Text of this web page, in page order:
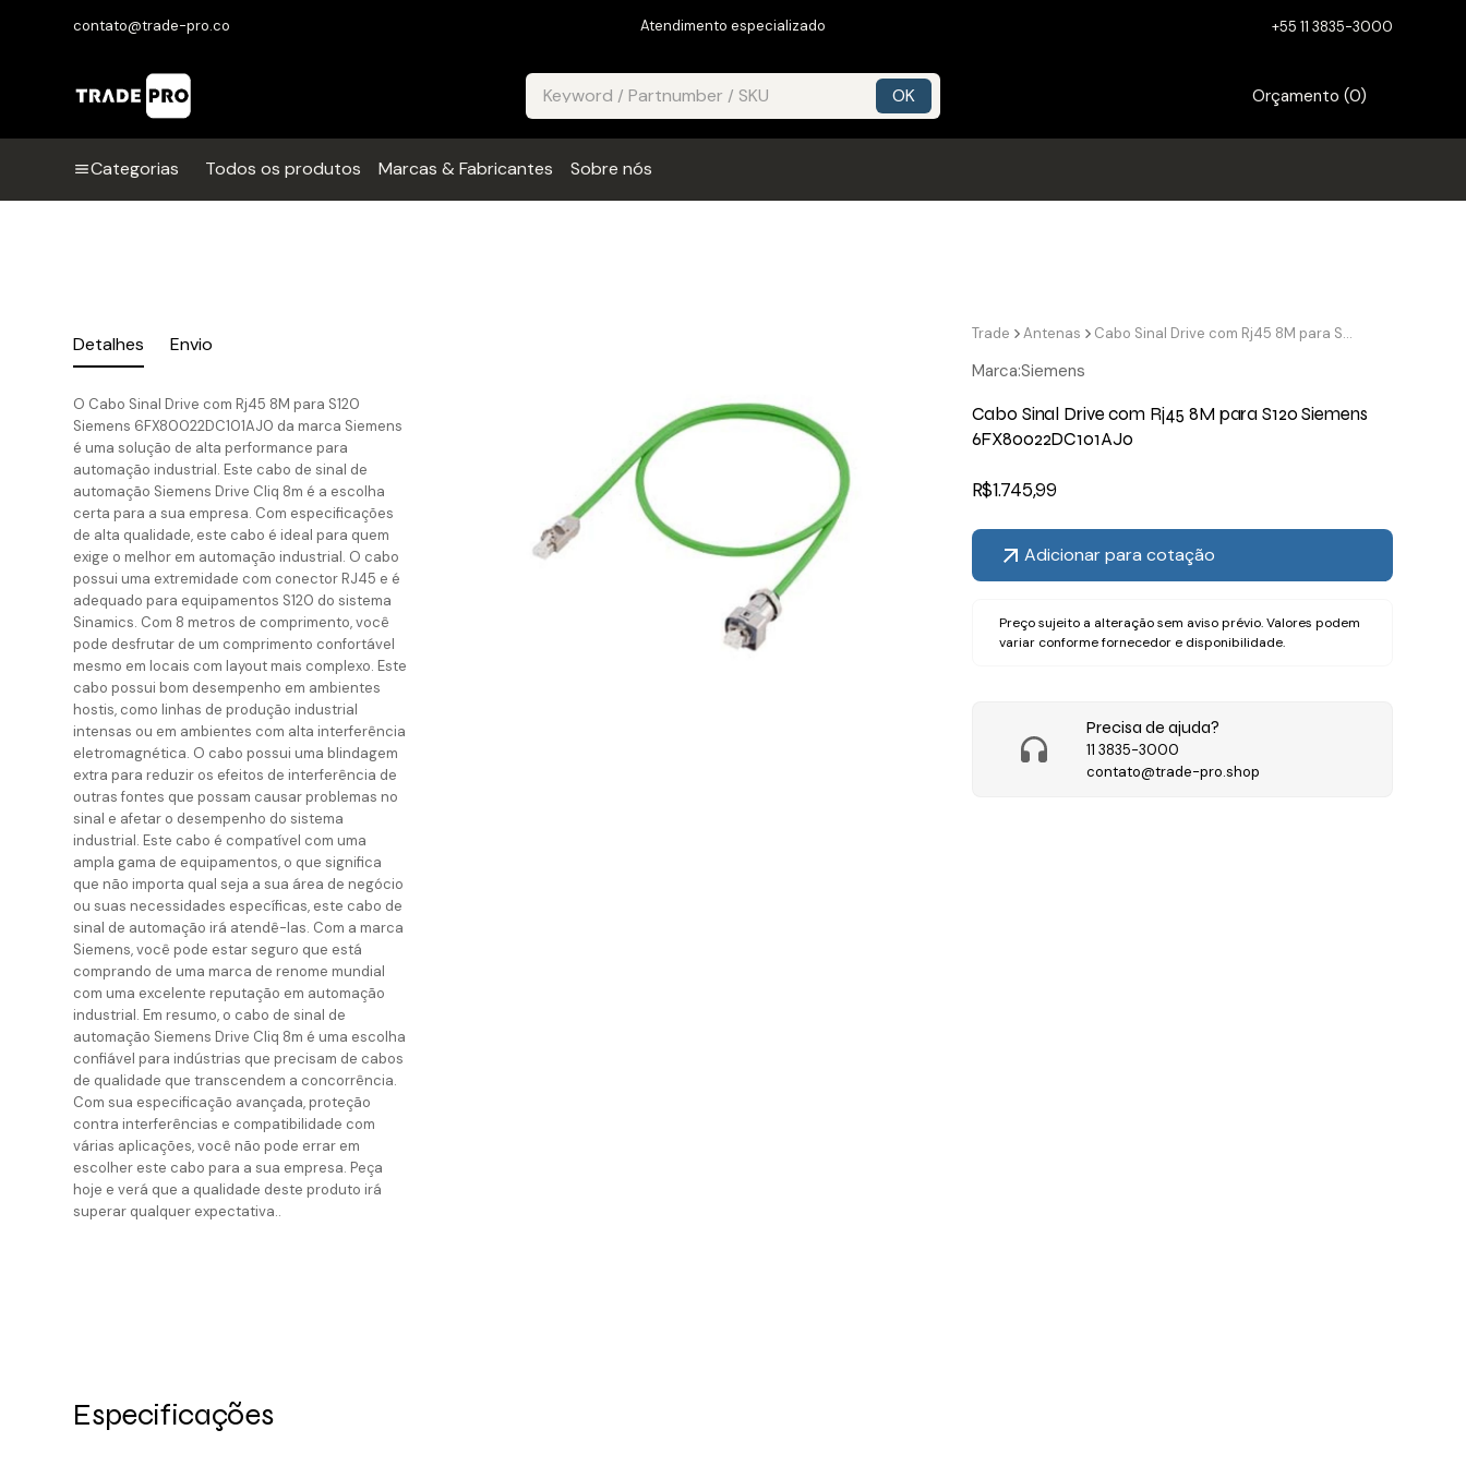
contato@trade-pro.co Atendimento especializado +55 11 3835-3000
Orçamento (0)
Categorias Todos os produtos Marcas & Fabricantes Sobre nós
Detalhes Envio
O Cabo Sinal Drive com Rj45 8M para S120
Siemens 6FX80022DC101AJ0 da marca Siemens
é uma solução de alta performance para
automação industrial. Este cabo de sinal de
automação Siemens Drive Cliq 8m é a escolha
certa para a sua empresa. Com especificações
de alta qualidade, este cabo é ideal para quem
exige o melhor em automação industrial. O cabo
possui uma extremidade com conector RJ45 e é
adequado para equipamentos S120 do sistema
Sinamics. Com 8 metros de comprimento, você
pode desfrutar de um comprimento confortável
mesmo em locais com layout mais complexo. Este
cabo possui bom desempenho em ambientes
hostis, como linhas de produção industrial
intensas ou em ambientes com alta interferência
eletromagnética. O cabo possui uma blindagem
extra para reduzir os efeitos de interferência de
outras fontes que possam causar problemas no
sinal e afetar o desempenho do sistema
industrial. Este cabo é compatível com uma
ampla gama de equipamentos, o que significa
que não importa qual seja a sua área de negócio
ou suas necessidades específicas, este cabo de
sinal de automação irá atendê-las. Com a marca
Siemens, você pode estar seguro que está
comprando de uma marca de renome mundial
com uma excelente reputação em automação
industrial. Em resumo, o cabo de sinal de
automação Siemens Drive Cliq 8m é uma escolha
confiável para indústrias que precisam de cabos
de qualidade que transcendem a concorrência.
Com sua especificação avançada, proteção
contra interferências e compatibilidade com
várias aplicações, você não pode errar em
escolher este cabo para a sua empresa. Peça
hoje e verá que a qualidade deste produto irá
superar qualquer expectativa..
Trade Antenas Cabo Sinal Drive com Rj45 8M para S120 Siemens 6FX80022DC101AJ0
Marca:Siemens
Cabo Sinal Drive com Rj45 8M para S120 Siemens
6FX80022DC101AJ0
R$1.745,99
Adicionar para cotação
Preço sujeito a alteração sem aviso prévio. Valores podem
variar conforme fornecedor e disponibilidade.
Precisa de ajuda?
11 3835-3000
contato@trade-pro.shop
Especificações